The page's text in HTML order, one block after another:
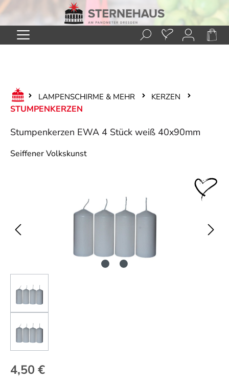
Zum Hauptinhalt springen
LAMPENSCHIRME & MEHR KERZEN
STUMPENKERZEN
Stumpenkerzen EWA 4 Stück weiß 40x90mm
Seiffener Volkskunst
Regulärer Preis:
4,50 €